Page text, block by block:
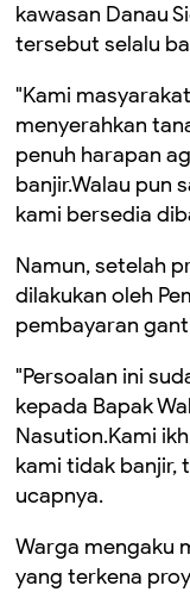
kawasan Danau
tersebut selalu
"Kami
menyerahkan
penuh harapan
banjir.Walau pun
kami bersedia
Namun, setelah
dilakukan oleh
pembayaran
"Persoalan ini
kepada Bapak
Nasution.Kami
kami tidak banjir,
ucapnya.
Warga mengaku
yang terkena